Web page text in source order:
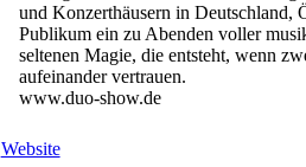
und Konzerthäusern in Deutschland,
Publikum ein zu Abenden voller
seltenen Magie, die entsteht, wenn
aufeinander vertrauen.
www.duo-show.de
Website